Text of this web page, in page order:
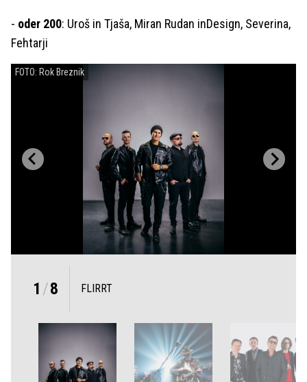
- oder 200: Uroš in Tjaša, Miran Rudan inDesign, Severina,
Fehtarji
FOTO: Rok Breznik
1 /8 FLIRRT